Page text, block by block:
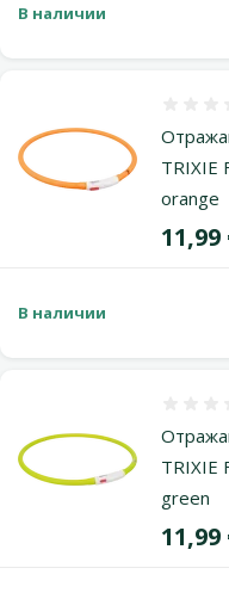
В наличии
TRIXIE
orange
Цена
11,99
В наличии
TRIXIE
green
Цена
11,99